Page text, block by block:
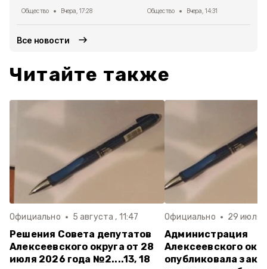
Общество Вчера, 17:28 Общество Вчера, 14:31
Все новости
Читайте также
Официально 5 августа , 11:47
Решения Совета депутатов
Алексеевского округа от 28
июля 2026 года №2....13, 18
Официально 29 июля ,
Администрация
Алексеевского
опубликовала